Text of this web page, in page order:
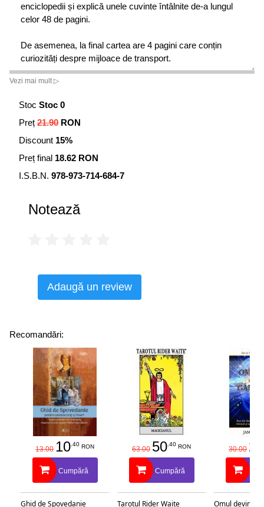
enciclopedii și explică unele cuvinte întâlnite de-a lungul
celor 48 de pagini.
De asemenea, la final cartea are 4 pagini care conțin
curiozități despre mijloace de transport.
Vezi mai mult ▷
Stoc Stoc 0
Preț 21.90 RON
Discount 15%
Preț final 18.62 RON
I.S.B.N. 978-973-714-684-7
Notează
Adaugă un review
Recomandări:
13.00 10.40 RON
Cumpără
Ghid de Spovedanie
63.00 50.40 RON
Cumpără
Tarotul Rider Waite
30.00 25
Omul devine